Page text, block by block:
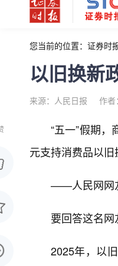
您当前的位置： 证券时
以旧换新
来源：人民日报 作者
“五一”假期
元支持消费品以
——人民网网
要回答这名
2025年，以